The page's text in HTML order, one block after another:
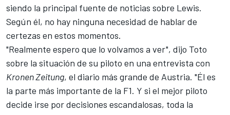
siendo la principal fuente de noticias sobre Lewis.
Según él, no hay ninguna necesidad de hablar de
certezas en estos momentos.
"Realmente espero que lo volvamos a ver", dijo Toto
sobre la situación de su piloto en una entrevista con
Kronen Zeitung, el diario más grande de Austria. "Él es
la parte más importante de la F1. Y si el mejor piloto
decide irse por decisiones escandalosas, toda la